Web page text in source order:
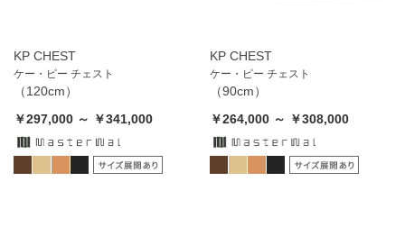
KP CHEST
ケー・ピー チェスト
（120cm）
￥297,000 ～ ￥341,000
KP CHEST
ケー・ピー チェスト
（90cm）
￥264,000 ～ ￥308,000